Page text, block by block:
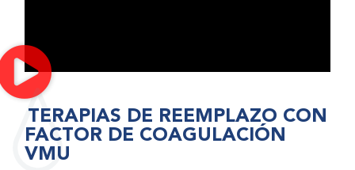
TERAPIAS DE REEMPLAZO CON
FACTOR DE COAGULACIÓN
VMU